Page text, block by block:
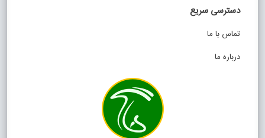
دسترسی سریع
تماس با ما
درباره ما